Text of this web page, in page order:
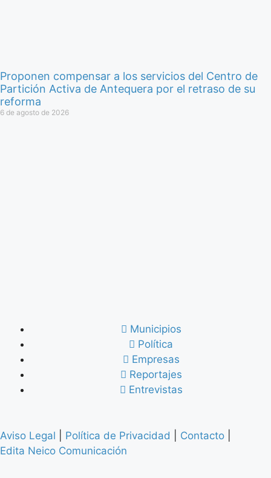
Proponen compensar a los servicios del Centro de
Partición Activa de Antequera por el retraso de su
reforma
6 de agosto de 2026
Municipios
Política
Empresas
Reportajes
Entrevistas
Aviso Legal Política de Privacidad Contacto
Edita Neico Comunicación